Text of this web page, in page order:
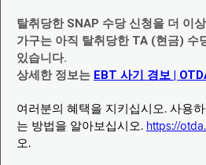
탈취당한 SNAP 수당 신청을 더 이
가구는 아직 탈취당한 TA (현금) 수
있습니다.
상세한 정보는 EBT 사기 경보 |
여러분의 혜택을 지키십시오. 사용
는 방법을 알아보십시오. https://
오.